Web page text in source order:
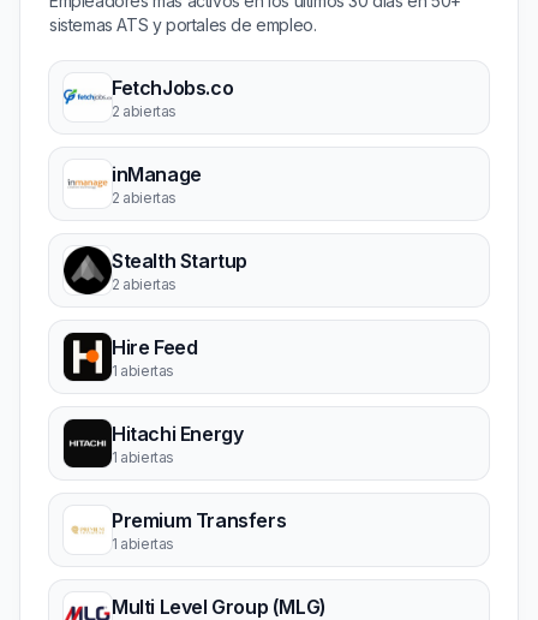
sistemas ATS y portales de empleo.
FetchJobs.co
2 abiertas
inManage
2 abiertas
Stealth Startup
2 abiertas
Hire Feed
1 abiertas
Hitachi Energy
1 abiertas
Premium Transfers
1 abiertas
Multi Level Group (MLG)